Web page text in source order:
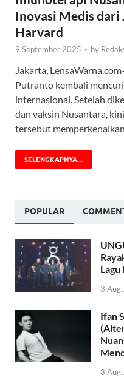
Inovasi Medis
Harvard
9 September 2025 - by
Jakarta,
Putranto kembali
internasional. Setelah
dan vaksin Nusantara,
tersebut
SELENGKAPNYA...
POPULAR
Lagu
3
Ifan
3